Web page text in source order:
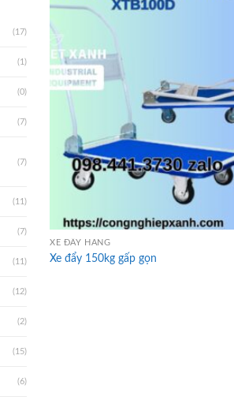
(17)
(1)
(0)
(7)
(7)
(11)
(7)
(11)
(12)
(2)
(15)
(6)
XE ĐẨY HÀNG
Xe đẩy 150kg gấp gọn